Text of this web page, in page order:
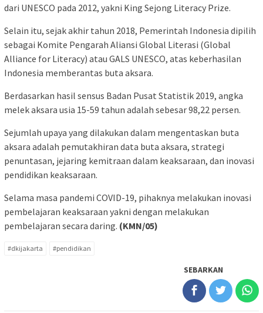
dari UNESCO pada 2012, yakni King Sejong Literacy Prize.
Selain itu, sejak akhir tahun 2018, Pemerintah Indonesia dipilih
sebagai Komite Pengarah Aliansi Global Literasi (Global
Alliance for Literacy) atau GALS UNESCO, atas keberhasilan
Indonesia memberantas buta aksara.
Berdasarkan hasil sensus Badan Pusat Statistik 2019, angka
melek aksara usia 15-59 tahun adalah sebesar 98,22 persen.
Sejumlah upaya yang dilakukan dalam mengentaskan buta
aksara adalah pemutakhiran data buta aksara, strategi
penuntasan, jejaring kemitraan dalam keaksaraan, dan inovasi
pendidikan keaksaraan.
Selama masa pandemi COVID-19, pihaknya melakukan inovasi
pembelajaran keaksaraan yakni dengan melakukan
pembelajaran secara daring. (KMN/05)
#dkijakarta #pendidikan
SEBARKAN